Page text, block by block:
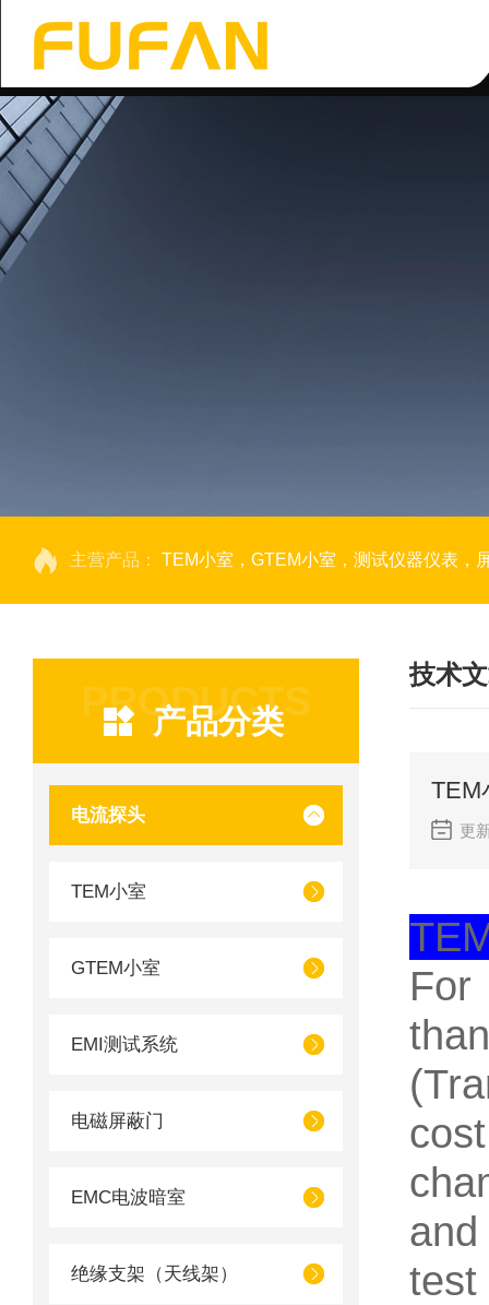
主营产品： TEM小室，GTEM小室，测试仪器仪表，
PRODUCTS
产品分类
电流探头
TEM小室
GTEM小室
EMI测试系统
电磁屏蔽门
EMC电波暗室
绝缘支架（天线架）
技术
TEM
更
For
test